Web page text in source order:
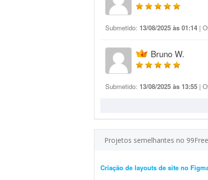
Submetido: 13/08/2025 às 01:14 |
Bruno W.
Submetido: 13/08/2025 às 13:55 |
Projetos semelhantes no
Criação de layouts de site no